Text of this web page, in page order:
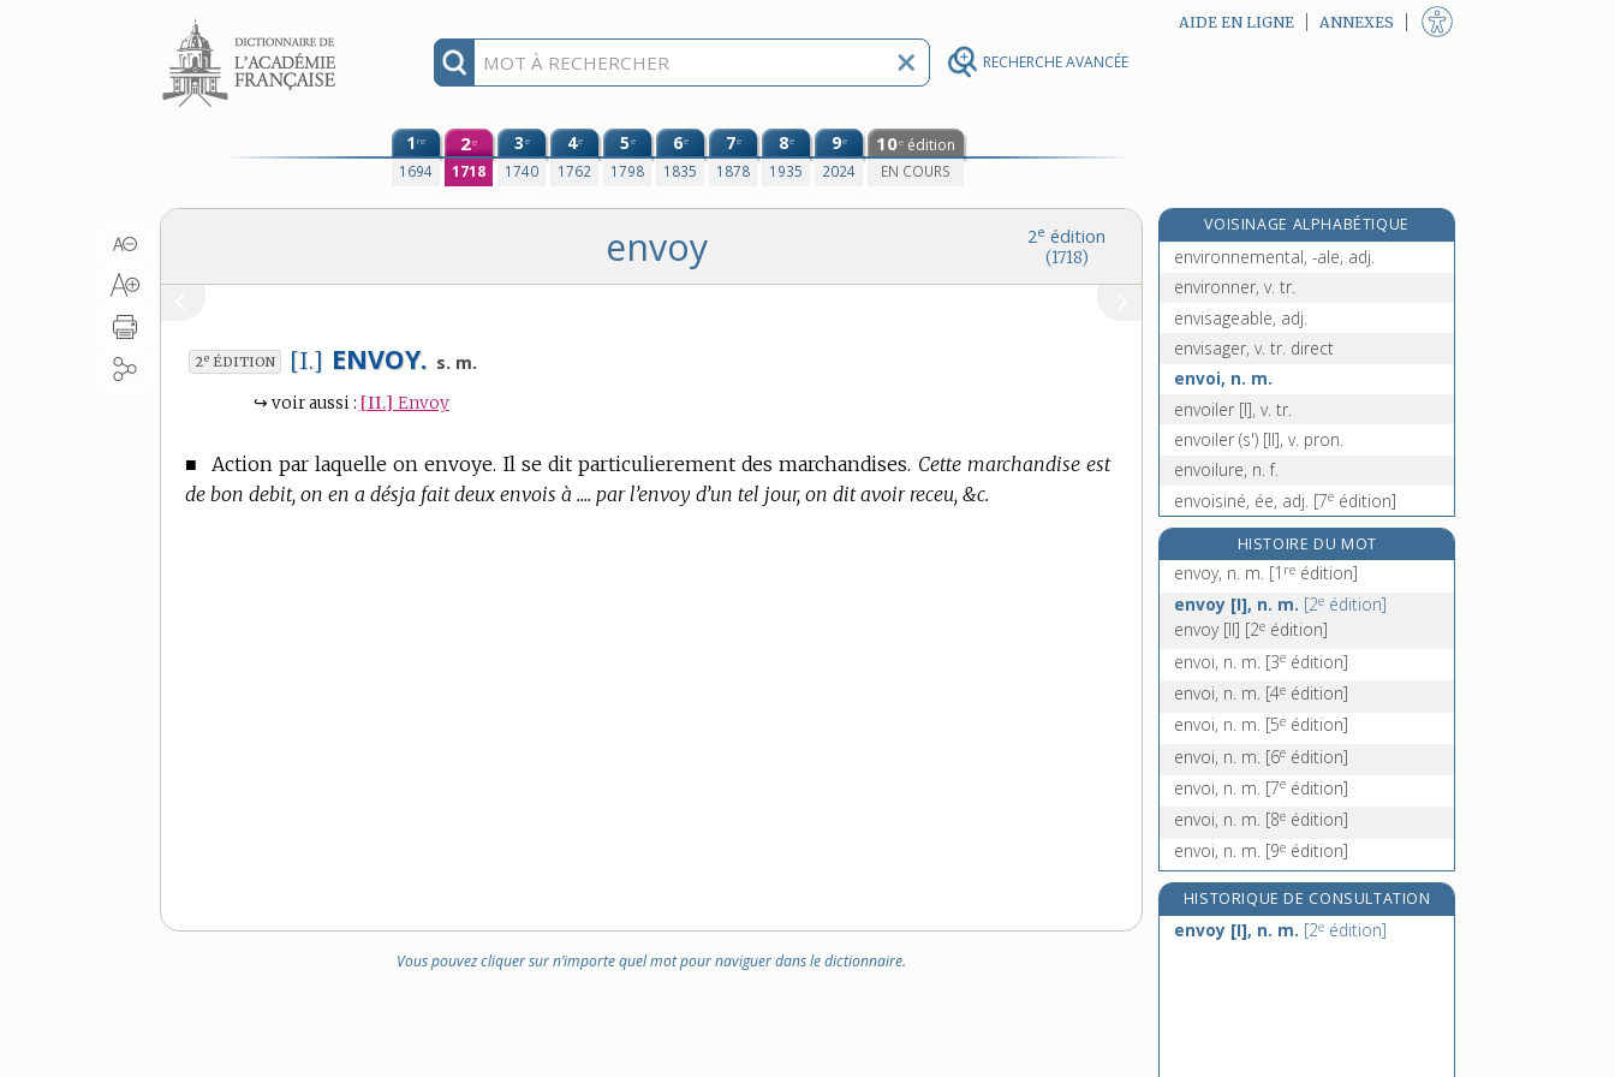
RECHERCHE AVANCÉE
Aller au contenu AIDE EN LIGNE ANNEXES
1re
1694
2e
1718
3e
1740
4e
1762
5e
1798
6e
1835
7e
1878
8e
1935
9e
2024
10e édition
EN COURS
2e édition
(1718)
envoy
2e ÉDITION [I.] ENVOY. s. m.
↪ voir aussi : [II.] Envoy
■ Action par laquelle on envoye. Il se dit particulierement des marchandises. Cette marchandise est
de bon debit, on en a désja fait deux envois à .... par l’envoy d’un tel jour, on dit avoir receu, &c.
Vous pouvez cliquer sur n’importe quel mot pour naviguer dans le dictionnaire.
VOISINAGE ALPHABÉTIQUE
environnement, n. m.
environnemental, -ale, adj.
environner, v. tr.
envisageable, adj.
envisager, v. tr. direct
envoi, n. m.
envoiler [I], v. tr.
envoiler (s') [II], v. pron.
envoilure, n. f.
envoisiné, ée, adj. [7e édition]
envol, n. m.
envolée, n. f.
envolement, n. m.
envoler (s'), v. pron.
envoûtant, -ante, adj.
HISTOIRE DU MOT
envoy, n. m. [1 re édition]
envoy [I], n. m. [2e édition]
envoy [II] [2e édition]
envoi, n. m. [3e édition]
envoi, n. m. [4e édition]
envoi, n. m. [5e édition]
envoi, n. m. [6e édition]
envoi, n. m. [7e édition]
envoi, n. m. [8e édition]
envoi, n. m. [9e édition]
HISTORIQUE DE CONSULTATION
envoy [I], n. m. [2e édition]